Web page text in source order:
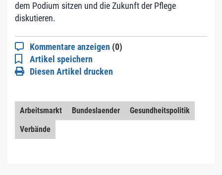
dem Podium sitzen und die Zukunft der Pflege
diskutieren.
Kommentare anzeigen (0)
Artikel speichern
Diesen Artikel drucken
Arbeitsmarkt Bundeslaender
Gesundheitspolitik
Verbände